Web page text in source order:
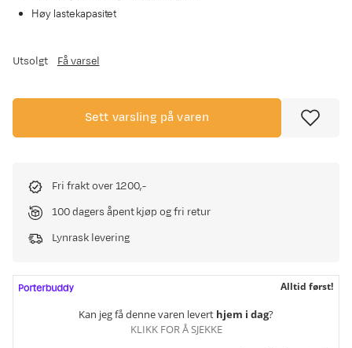
Høy lastekapasitet
Utsolgt Få varsel
Sett varsling på varen
Fri frakt over 1200,-
100 dagers åpent kjøp og fri retur
Lynrask levering
Alltid først!
Kan jeg få denne varen levert hjem i dag?
KLIKK FOR Å SJEKKE